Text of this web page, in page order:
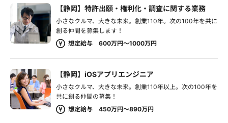
【静岡】特許出願・権利化・調査に関する業務
小さなクルマ、大きな未来。創業110年。次の100年を共に
創る仲間を募集します！
想定給与 600万円～1000万円
【静岡】iOSアプリエンジニア
小さなクルマ、大きな未来。創業110年以上。次の100年を
共に創る仲間の募集！
想定給与 450万円～890万円